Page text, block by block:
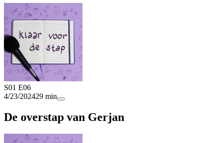
S01 E06
4/23/202429 min
De overstap van Gerjan